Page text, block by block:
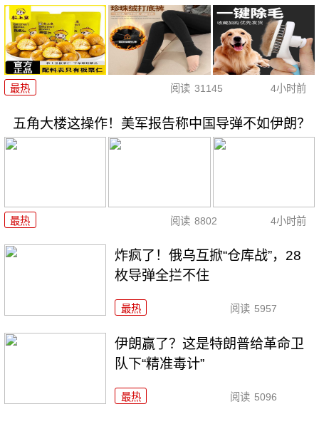
最热 阅读 31145 4小时前
五角大楼这操作！美军报告称中国导弹不如伊朗？
最热 阅读 8802 4小时前
炸疯了！俄乌互掀“仓库战”，28
枚导弹全拦不住
最热 阅读 5957
伊朗赢了？这是特朗普给革命卫
队下“精准毒计”
最热 阅读 5096